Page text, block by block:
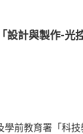
設計與製作-光
學前教育署「科